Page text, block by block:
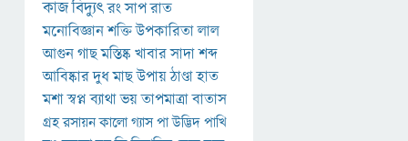
কাজবিদ্যুৎরংসাপরাত
মনোবিজ্ঞানশক্তিউপকারিতালাল
আগুনগাছমস্তিষ্কখাবারসাদাশব্দ
আবিষ্কারদুধমাছউপায়ঠাণ্ডাহাত
মশাস্বপ্নব্যাথাভয়তাপমাত্রাবাতাস
গ্রহরসায়নকালোগ্যাসপাউদ্ভিদপাখি